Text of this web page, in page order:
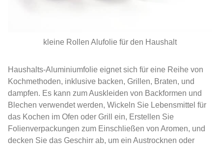
kleine Rollen Alufolie für den Haushalt
Haushalts-Aluminiumfolie eignet sich für eine Reihe von
Kochmethoden, inklusive backen, Grillen, Braten, und
dampfen. Es kann zum Auskleiden von Backformen und
Blechen verwendet werden, Wickeln Sie Lebensmittel für
das Kochen im Ofen oder Grill ein, Erstellen Sie
Folienverpackungen zum Einschließen von Aromen, und
decken Sie das Geschirr ab, um ein Austrocknen oder